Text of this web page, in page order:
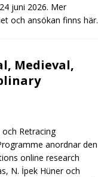
juni 2026. Mer
och ansökan finns här.
Medieval,
Retracing
anordnar den
online research
N. İpek Hüner och